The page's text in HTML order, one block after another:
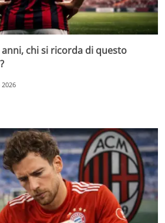
chi si ricorda di questo